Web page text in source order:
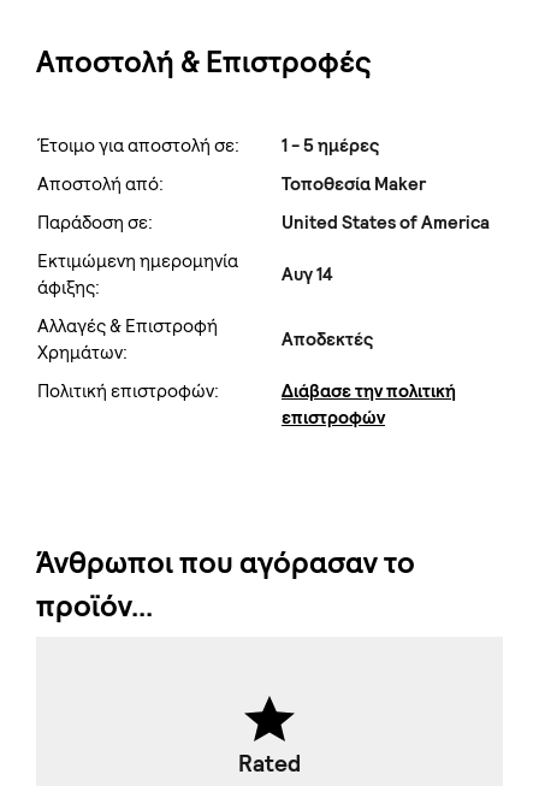
Αποστολή & Επιστροφές
Έτοιμο για αποστολή σε:
1 - 5 ημέρες
Αποστολή από:
Τοποθεσία Maker
Παράδοση σε:
United States of America
Εκτιμώμενη ημερομηνία
άφιξης:
Αυγ 14
Αλλαγές & Επιστροφή
Χρημάτων:
Αποδεκτές
Πολιτική επιστροφών:
Διάβασε την πολιτική
επιστροφών
Άνθρωποι που αγόρασαν το
προϊόν...
Rated